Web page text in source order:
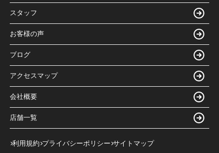
スタッフ
お客様の声
ブログ
アクセスマップ
会社概要
店舗一覧
利用規約 プライバシーポリシー サイトマップ